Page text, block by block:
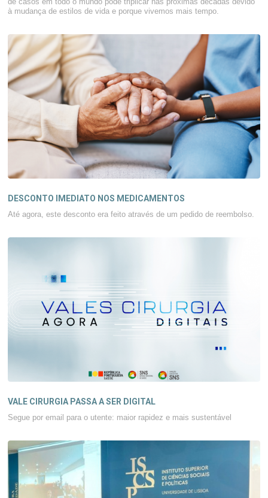
à mudança de estilos de vida e porque vivemos mais tempo.
DESCONTO IMEDIATO NOS MEDICAMENTOS
Até agora, este desconto era feito através de um pedido de reembolso.
VALE CIRURGIA PASSA A SER DIGITAL
Segue por email para o utente: maior rapidez e mais sustentável